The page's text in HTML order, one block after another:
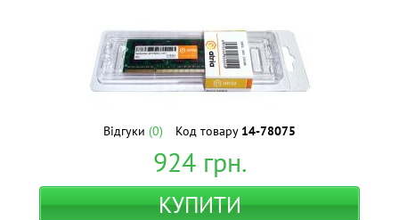
Відгуки (0) Код товару 14-78075
924грн.
КУПИТИ